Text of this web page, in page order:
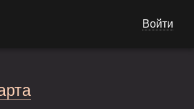
Войти